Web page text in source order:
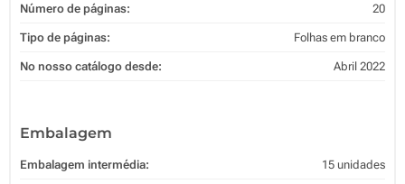
Número de páginas: 20
Tipo de páginas: Folhas em branco
No nosso catálogo desde: Abril 2022
Embalagem
Embalagem intermédia: 15 unidades